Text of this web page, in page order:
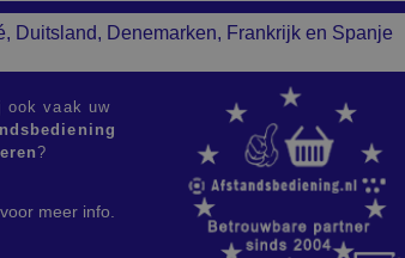
Duitsland, Denemarken, Frankrijk en Spanje
ook vaak uw
?
voor meer info.